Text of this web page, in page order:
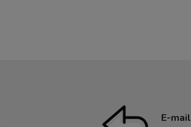
E-mail